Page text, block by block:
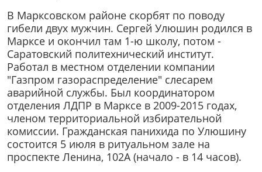
В Марксовском районе скорбят по поводу
гибели двух мужчин. Сергей Улюшин родился в
Марксе и окончил там 1-ю школу, потом -
Саратовский политехнический институт.
Работал в местном отделении компании
"Газпром газораспределение" слесарем
аварийной службы. Был координатором
отделения ЛДПР в Марксе в 2009-2015 годах,
членом территориальной избирательной
комиссии. Гражданская панихида по Улюшину
состоится 5 июля в ритуальном зале на
проспекте Ленина, 102А (начало - в 14 часов).